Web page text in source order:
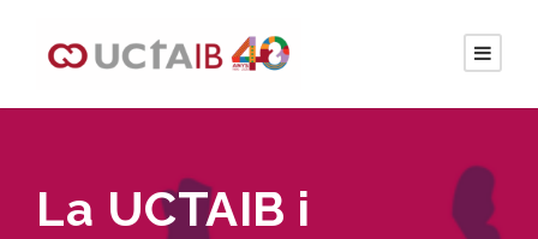
La UCTAIB i